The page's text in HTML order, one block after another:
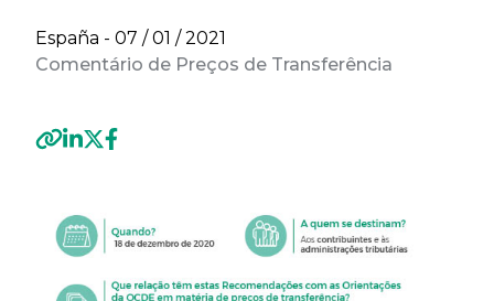
España - 07 / 01 / 2021
Comentário de Preços de Transferência